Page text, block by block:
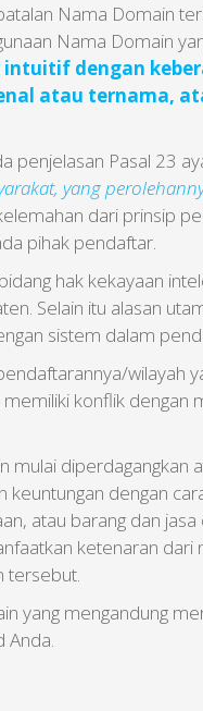
Nama Domain
Nama Domain
dengan
atau ternama,
penjelasan Pasal 23
yang
dari prinsip
pihak pendaftar.
hak kekayaan
Selain itu alasan
sistem dalam
wilayah
konflik dengan
diperdagangkan
keuntungan dengan
atau barang dan jasa
ketenaran
tersebut.
yang mengandung
Anda.